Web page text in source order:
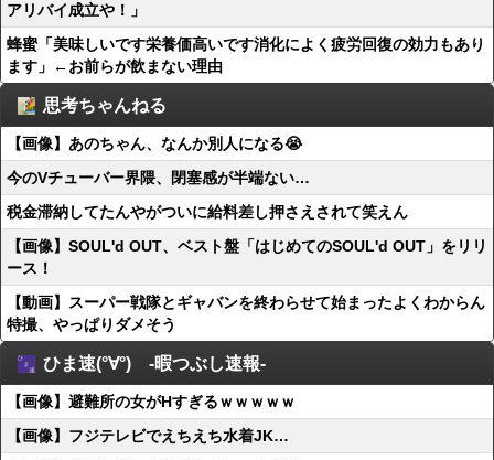
アリバイ成立や！」
蜂蜜「美味しいです栄養価高いです消化によく疲労回復の効力もあり
ます」←お前らが飲まない理由
思考ちゃんねる
【画像】あのちゃん、なんか別人になる😭
今のVチューバー界隈、閉塞感が半端ない…
税金滞納してたんやがついに給料差し押さえされて笑えん
【画像】SOUL'd OUT、ベスト盤「はじめてのSOUL'd OUT」をリリ
ース！
【動画】スーパー戦隊とギャバンを終わらせて始まったよくわからん
特撮、やっぱりダメそう
ひま速(°∀°) -暇つぶし速報-
【画像】避難所の女がHすぎるｗｗｗｗｗ
【画像】フジテレビでえちえち水着JK…